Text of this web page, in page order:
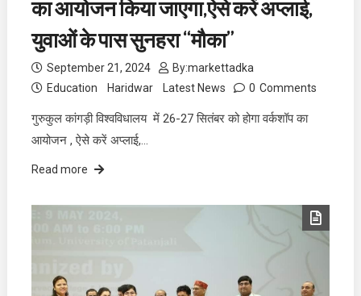
का आयोजन किया जाएगा,ऐसे करें अप्लाई,
युवाओं के पास सुनहरा “मौका”
September 21, 2024 By:markettadka
Education
Haridwar Latest News 0 Comments
गुरुकुल कांगड़ी विश्वविधालय में 26-27 सितंबर को होगा वर्कशॉप का
आयोजन , ऐसे करें अप्लाई,…
Read more